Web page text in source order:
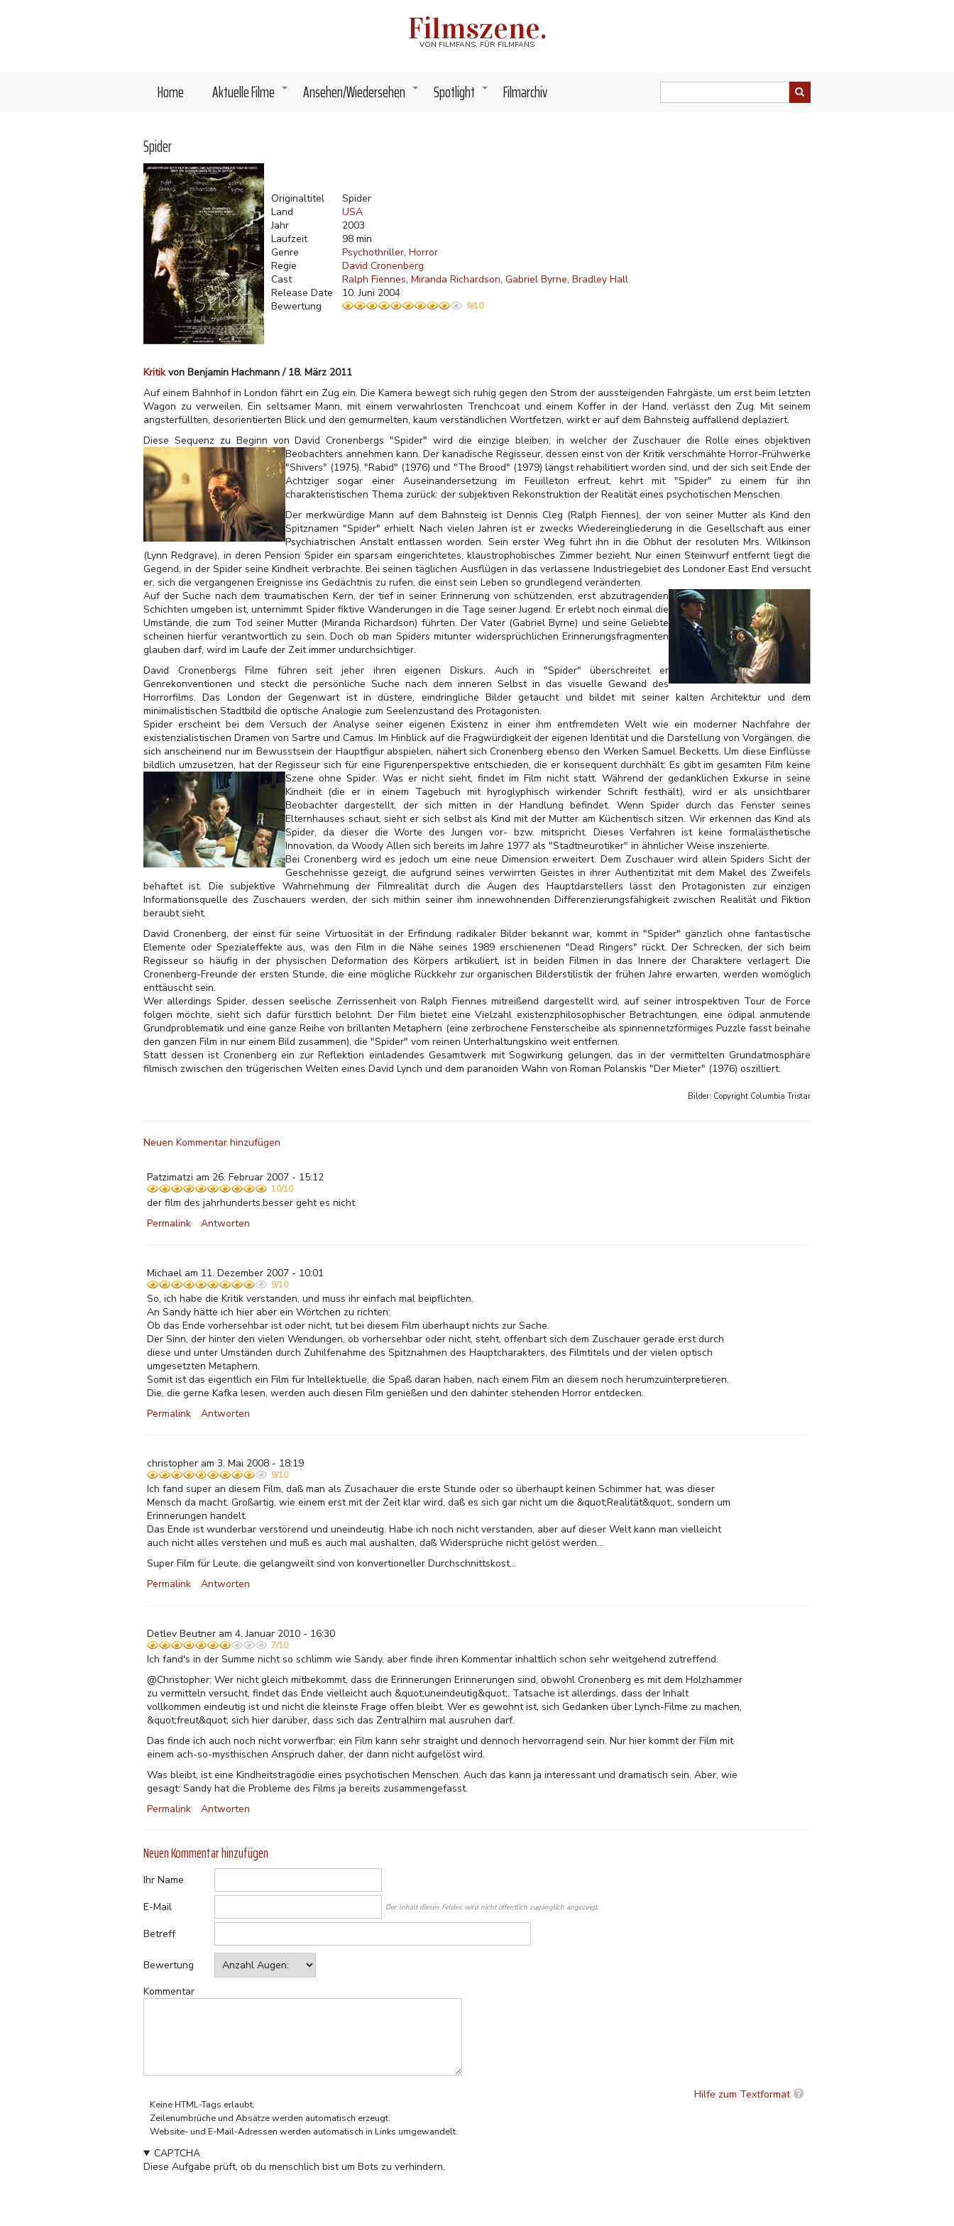
Filmszene.
VON FILMFANS, FÜR FILMFANS
Home +
Aktuelle Filme +
Ansehen/Wiedersehen +
Spotlight Filmarchiv
Spider
Originaltitel
Spider
Land
USA
Jahr
2003
Laufzeit
98 min
Genre
Psychothriller Horror
Regie
David Cronenberg
Cast
Ralph Fiennes Miranda Richardson Gabriel Byrne Bradley Hall
Release Date
10. Juni 2004
Bewertung
9/10
Kritikvon Benjamin Hachmann / 18. März 2011
Auf einem Bahnhof in London fährt ein Zug ein. Die Kamera bewegt sich ruhig gegen den Strom der aussteigenden Fahrgäste, um erst beim letzten
Wagon zu verweilen. Ein seltsamer Mann, mit einem verwahrlosten Trenchcoat und einem Koffer in der Hand, verlässt den Zug. Mit seinem
angsterfüllten, desorientierten Blick und den gemurmelten, kaum verständlichen Wortfetzen, wirkt er auf dem Bahnsteig auffallend deplaziert.
Diese Sequenz zu Beginn von David Cronenbergs "Spider" wird die einzige bleiben, in welcher der Zuschauer die Rolle eines objektiven
Beobachters annehmen kann. Der kanadische Regisseur, dessen einst von der Kritik verschmähte Horror-Frühwerke
"Shivers" (1975), "Rabid" (1976) und "The Brood" (1979) längst rehabilitiert worden sind, und der sich seit Ende der
Achtziger sogar einer Auseinandersetzung im Feuilleton erfreut, kehrt mit "Spider" zu einem für ihn
charakteristischen Thema zurück: der subjektiven Rekonstruktion der Realität eines psychotischen Menschen.
Der merkwürdige Mann auf dem Bahnsteig ist Dennis Cleg (Ralph Fiennes), der von seiner Mutter als Kind den
Spitznamen "Spider" erhielt. Nach vielen Jahren ist er zwecks Wiedereingliederung in die Gesellschaft aus einer
Psychiatrischen Anstalt entlassen worden. Sein erster Weg führt ihn in die Obhut der resoluten Mrs. Wilkinson
(Lynn Redgrave), in deren Pension Spider ein sparsam eingerichtetes, klaustrophobisches Zimmer bezieht. Nur einen Steinwurf entfernt liegt die
Gegend, in der Spider seine Kindheit verbrachte. Bei seinen täglichen Ausflügen in das verlassene Industriegebiet des Londoner East End versucht
er, sich die vergangenen Ereignisse ins Gedächtnis zu rufen, die einst sein Leben so grundlegend veränderten.
Auf der Suche nach dem traumatischen Kern, der tief in seiner Erinnerung von schützenden, erst abzutragenden
Schichten umgeben ist, unternimmt Spider fiktive Wanderungen in die Tage seiner Jugend. Er erlebt noch einmal die
Umstände, die zum Tod seiner Mutter (Miranda Richardson) führten. Der Vater (Gabriel Byrne) und seine Geliebte
scheinen hierfür verantwortlich zu sein. Doch ob man Spiders mitunter widersprüchlichen Erinnerungsfragmenten
glauben darf, wird im Laufe der Zeit immer undurchsichtiger.
David Cronenbergs Filme führen seit jeher ihren eigenen Diskurs. Auch in "Spider" überschreitet er
Genrekonventionen und steckt die persönliche Suche nach dem inneren Selbst in das visuelle Gewand des
Horrorfilms. Das London der Gegenwart ist in düstere, eindringliche Bilder getaucht und bildet mit seiner kalten Architektur und dem
minimalistischen Stadtbild die optische Analogie zum Seelenzustand des Protagonisten.
Spider erscheint bei dem Versuch der Analyse seiner eigenen Existenz in einer ihm entfremdeten Welt wie ein moderner Nachfahre der
existenzialistischen Dramen von Sartre und Camus. Im Hinblick auf die Fragwürdigkeit der eigenen Identität und die Darstellung von Vorgängen, die
sich anscheinend nur im Bewusstsein der Hauptfigur abspielen, nähert sich Cronenberg ebenso den Werken Samuel Becketts. Um diese Einflüsse
bildlich umzusetzen, hat der Regisseur sich für eine Figurenperspektive entschieden, die er konsequent durchhält: Es gibt im gesamten Film keine
Szene ohne Spider. Was er nicht sieht, findet im Film nicht statt. Während der gedanklichen Exkurse in seine
Kindheit (die er in einem Tagebuch mit hyroglyphisch wirkender Schrift festhält), wird er als unsichtbarer
Beobachter dargestellt, der sich mitten in der Handlung befindet. Wenn Spider durch das Fenster seines
Elternhauses schaut, sieht er sich selbst als Kind mit der Mutter am Küchentisch sitzen. Wir erkennen das Kind als
Spider, da dieser die Worte des Jungen vor- bzw. mitspricht. Dieses Verfahren ist keine formalästhetische
Innovation, da Woody Allen sich bereits im Jahre 1977 als "Stadtneurotiker" in ähnlicher Weise inszenierte.
Bei Cronenberg wird es jedoch um eine neue Dimension erweitert. Dem Zuschauer wird allein Spiders Sicht der
Geschehnisse gezeigt, die aufgrund seines verwirrten Geistes in ihrer Authentizität mit dem Makel des Zweifels
behaftet ist. Die subjektive Wahrnehmung der Filmrealität durch die Augen des Hauptdarstellers lässt den Protagonisten zur einzigen
Informationsquelle des Zuschauers werden, der sich mithin seiner ihm innewohnenden Differenzierungsfähigkeit zwischen Realität und Fiktion
beraubt sieht.
David Cronenberg, der einst für seine Virtuosität in der Erfindung radikaler Bilder bekannt war, kommt in "Spider" gänzlich ohne fantastische
Elemente oder Spezialeffekte aus, was den Film in die Nähe seines 1989 erschienenen "Dead Ringers" rückt. Der Schrecken, der sich beim
Regisseur so häufig in der physischen Deformation des Körpers artikuliert, ist in beiden Filmen in das Innere der Charaktere verlagert. Die
Cronenberg-Freunde der ersten Stunde, die eine mögliche Rückkehr zur organischen Bilderstilistik der frühen Jahre erwarten, werden womöglich
enttäuscht sein.
Wer allerdings Spider, dessen seelische Zerrissenheit von Ralph Fiennes mitreißend dargestellt wird, auf seiner introspektiven Tour de Force
folgen möchte, sieht sich dafür fürstlich belohnt. Der Film bietet eine Vielzahl existenzphilosophischer Betrachtungen, eine ödipal anmutende
Grundproblematik und eine ganze Reihe von brillanten Metaphern (eine zerbrochene Fensterscheibe als spinnennetzförmiges Puzzle fasst beinahe
den ganzen Film in nur einem Bild zusammen), die "Spider" vom reinen Unterhaltungskino weit entfernen.
Statt dessen ist Cronenberg ein zur Reflektion einladendes Gesamtwerk mit Sogwirkung gelungen, das in der vermittelten Grundatmosphäre
filmisch zwischen den trügerischen Welten eines David Lynch und dem paranoiden Wahn von Roman Polanskis "Der Mieter" (1976) oszilliert.
Bilder: Copyright Columbia Tristar
Neuen Kommentar hinzufügen
Patzimatzi am 26. Februar 2007 - 15:12
10/10
der film des jahrhunderts.besser geht es nicht
Permalink
Antworten
Michael am 11. Dezember 2007 - 10:01
9/10
So, ich habe die Kritik verstanden, und muss ihr einfach mal beipflichten.
An Sandy hätte ich hier aber ein Wörtchen zu richten:
Ob das Ende vorhersehbar ist oder nicht, tut bei diesem Film überhaupt nichts zur Sache.
Der Sinn, der hinter den vielen Wendungen, ob vorhersehbar oder nicht, steht, offenbart sich dem Zuschauer gerade erst durch
diese und unter Umständen durch Zuhilfenahme des Spitznahmen des Hauptcharakters, des Filmtitels und der vielen optisch
umgesetzten Metaphern.
Somit ist das eigentlich ein Film für Intellektuelle, die Spaß daran haben, nach einem Film an diesem noch herumzuinterpretieren.
Die, die gerne Kafka lesen, werden auch diesen Film genießen und den dahinter stehenden Horror entdecken.
Permalink
Antworten
christopher am 3. Mai 2008 - 18:19
9/10
Ich fand super an diesem Film, daß man als Zusachauer die erste Stunde oder so überhaupt keinen Schimmer hat, was dieser
Mensch da macht. Großartig, wie einem erst mit der Zeit klar wird, daß es sich gar nicht um die &quot;Realität&quot;, sondern um
Erinnerungen handelt.
Das Ende ist wunderbar verstörend und uneindeutig. Habe ich noch nicht verstanden, aber auf dieser Welt kann man vielleicht
auch nicht alles verstehen und muß es auch mal aushalten, daß Widersprüche nicht gelöst werden...
Super Film für Leute, die gelangweilt sind von konvertioneller Durchschnittskost...
Permalink
Antworten
Detlev Beutner am 4. Januar 2010 - 16:30
7/10
Ich fand's in der Summe nicht so schlimm wie Sandy, aber finde ihren Kommentar inhaltlich schon sehr weitgehend zutreffend.
@Christopher: Wer nicht gleich mitbekommt, dass die Erinnerungen Erinnerungen sind, obwohl Cronenberg es mit dem Holzhammer
zu vermitteln versucht, findet das Ende vielleicht auch &quot;uneindeutig&quot;. Tatsache ist allerdings, dass der Inhalt
vollkommen eindeutig ist und nicht die kleinste Frage offen bleibt. Wer es gewohnt ist, sich Gedanken über Lynch-Filme zu machen,
&quot;freut&quot; sich hier darüber, dass sich das Zentralhirn mal ausruhen darf.
Das finde ich auch noch nicht vorwerfbar; ein Film kann sehr straight und dennoch hervorragend sein. Nur hier kommt der Film mit
einem ach-so-mysthischen Anspruch daher, der dann nicht aufgelöst wird.
Was bleibt, ist eine Kindheitstragödie eines psychotischen Menschen. Auch das kann ja interessant und dramatisch sein. Aber, wie
gesagt: Sandy hat die Probleme des Films ja bereits zusammengefasst.
Permalink
Antworten
Neuen Kommentar hinzufügen
Ihr Name
E-Mail
Der Inhalt dieses Feldes wird nicht öffentlich zugänglich angezeigt.
Betreff
Bewertung
Kommentar
Hilfe zum Textformat
Keine HTML-Tags erlaubt.
Zeilenumbrüche und Absätze werden automatisch erzeugt.
Website- und E-Mail-Adressen werden automatisch in Links umgewandelt.
CAPTCHA
Diese Aufgabe prüft, ob du menschlich bist um Bots zu verhindern.